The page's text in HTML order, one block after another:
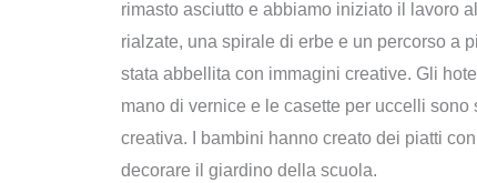
rimasto asciutto e abbiamo iniziato il lavoro
rialzate, una spirale di erbe e un percorso a
stata abbellita con immagini creative. Gli
mano di vernice e le casette per uccelli
creativa. I bambini hanno creato dei piatti
decorare il giardino della scuola.